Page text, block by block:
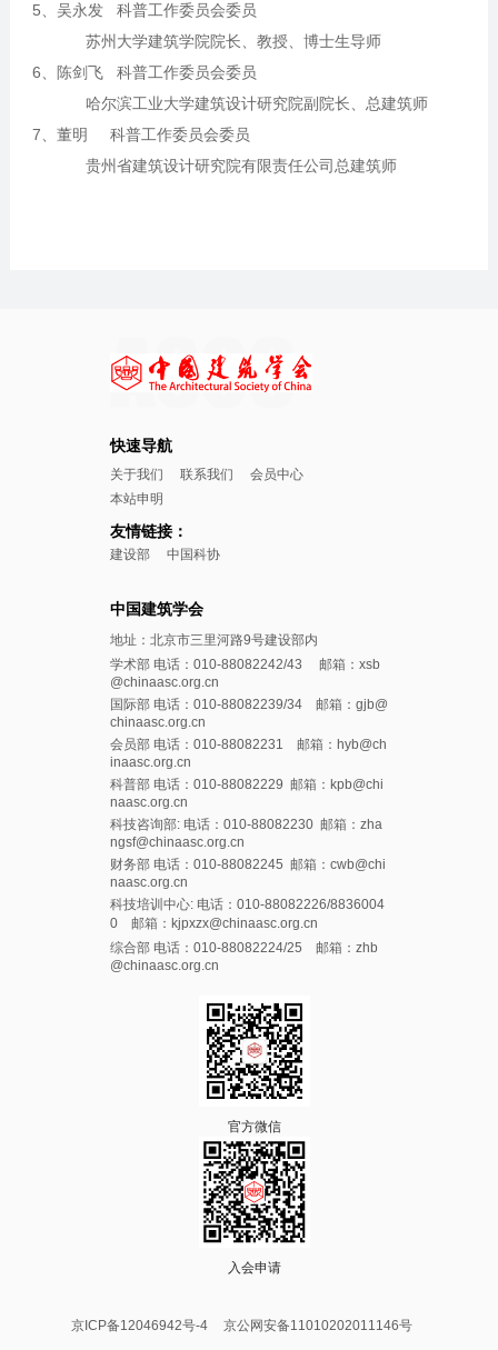
5、吴永发 科普工作委员会委员
苏州大学建筑学院院长、教授、博士生导师
6、陈剑飞 科普工作委员会委员
哈尔滨工业大学建筑设计研究院副院长、总建筑师
7、董明 科普工作委员会委员
贵州省建筑设计研究院有限责任公司总建筑师
快速导航
关于我们 联系我们
会员中心
本站申明
友情链接：
建设部 中国科协
中国建筑学会
地址：北京市三里河路9号建设部内
学术部 电话：010-88082242/43 邮箱：xsb
@chinaasc.org.cn
国际部 电话：010-88082239/34 邮箱：gjb@
chinaasc.org.cn
会员部 电话：010-88082231 邮箱：hyb@ch
inaasc.org.cn
科普部 电话：010-88082229 邮箱：kpb@chi
naasc.org.cn
科技咨询部: 电话：010-88082230 邮箱：zha
ngsf@chinaasc.org.cn
财务部 电话：010-88082245 邮箱：cwb@chi
naasc.org.cn
科技培训中心: 电话：010-88082226/8836004
0 邮箱：kjpxzx@chinaasc.org.cn
综合部 电话：010-88082224/25 邮箱：zhb
@chinaasc.org.cn
官方微信
入会申请
京ICP备12046942号-4 京公网安备11010202011146号